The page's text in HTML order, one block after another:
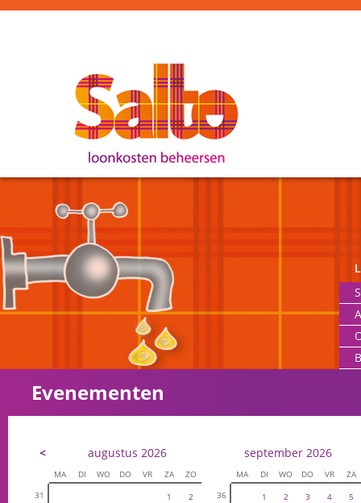
Evenementen
< augustus 2026
MA DI WO DO VR ZA
ZO
31
1 2
september 2026
MA DI WO DO VR
ZA
36
1 2 3 4 5